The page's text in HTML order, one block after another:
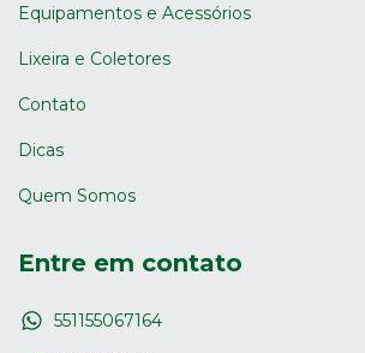
Equipamentos e Acessórios
Lixeira e Coletores
Contato
Dicas
Quem Somos
Entre em contato
551155067164